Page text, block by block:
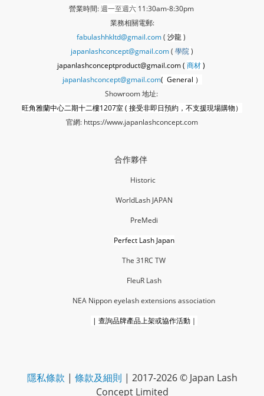
營業時間:週一至週六11:30am-8:30pm
業務相關電郵:
fabulashhkltd@gmail.com( 沙龍)
japanlashconcept@gmail.com( 學院)
japanlashconceptproduct@gmail.com ( 商材)
japanlashconcept@gmail.com( General ）
Showroom 地址:
旺角雅蘭中心二期十二樓1207室 ( 接受非即日預約，不支援現場購物）
官網: https://www.japanlashconcept.com
合作夥伴
Historic
WorldLash JAPAN
PreMedi
Perfect Lash Japan
The 31RC TW
FleuR Lash
NEA Nippon eyelash extensions association
| 查詢品牌產品上架或協作活動｜
隱私條款 | 條款及細則 | 2017-2026 © Japan Lash
Concept Limited